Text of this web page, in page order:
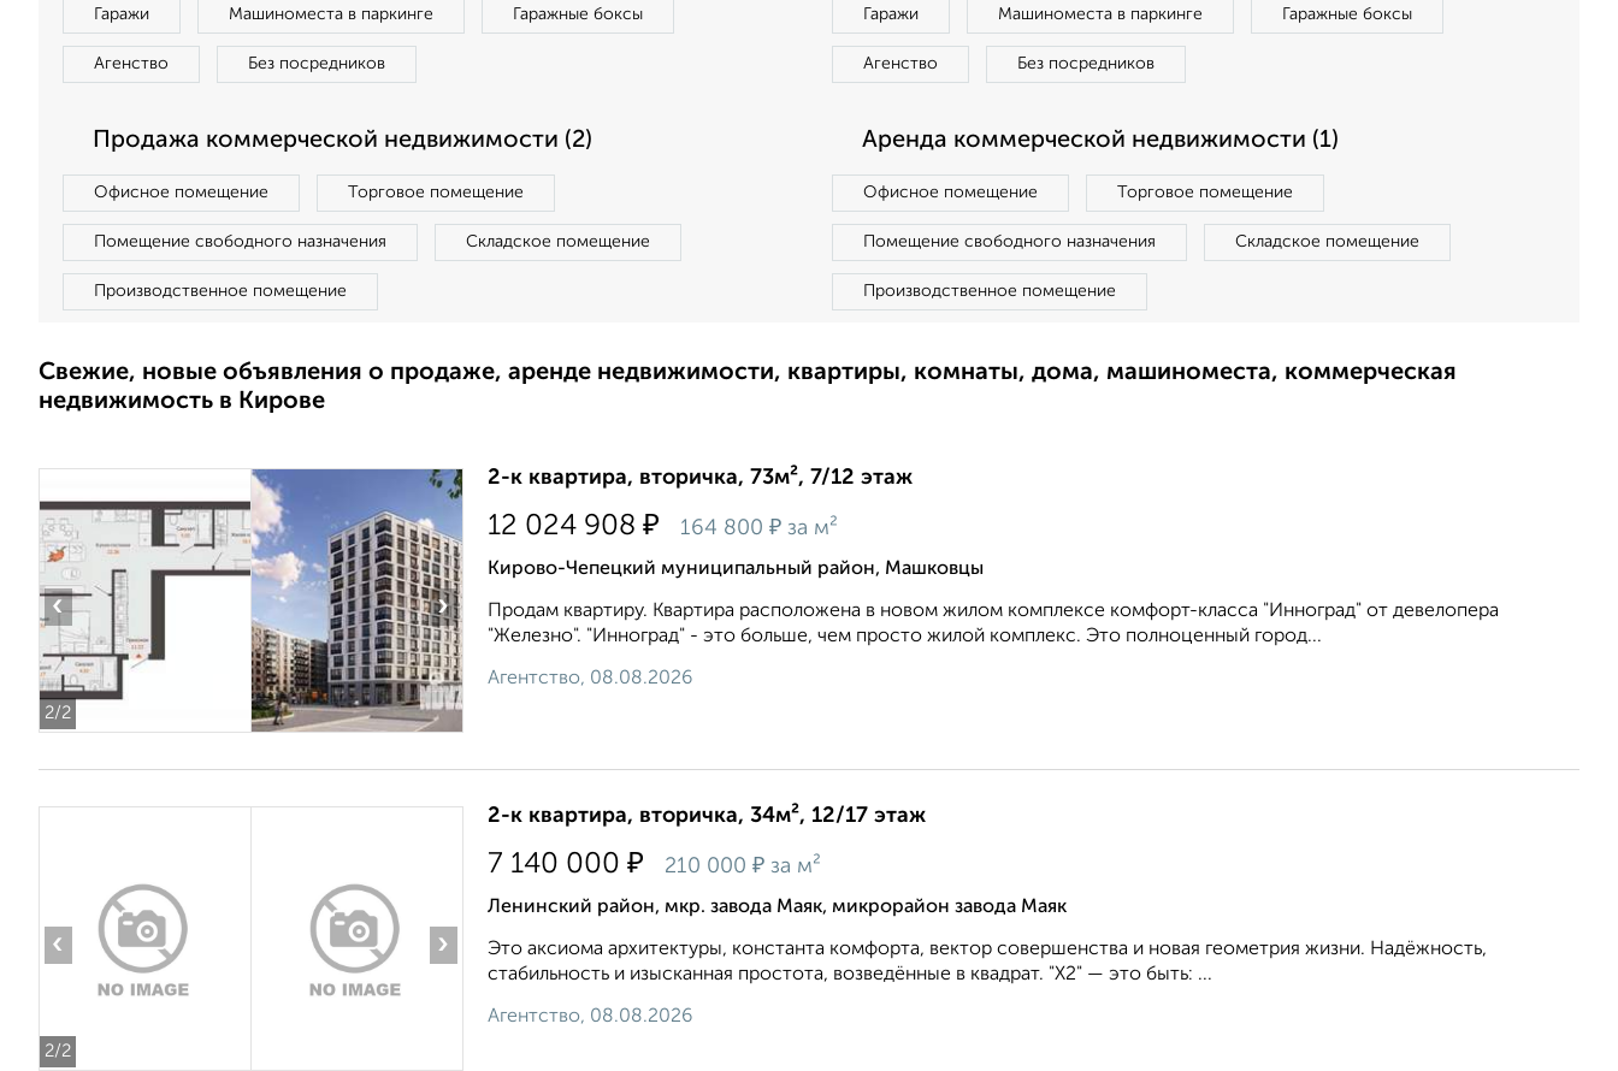
Гаражи Машиноместа в паркинге Гаражные боксы
Агенство Без посредников
Гаражи Машиноместа в паркинге Гаражные боксы
Агенство Без посредников
Продажа коммерческой недвижимости (2)
Офисное помещение Торговое помещение
Помещение свободного назначения Складское помещение
Производственное помещение
Аренда коммерческой недвижимости (1)
Офисное помещение Торговое помещение
Помещение свободного назначения Складское помещение
Производственное помещение
Свежие, новые объявления о продаже, аренде недвижимости, квартиры, комнаты, дома, машиноместа, коммерческая
недвижимость в Кирове
2/2
‹ ›
2-к квартира, вторичка, 73м², 7/12 этаж
12 024 908 ₽ 164 800 ₽ за м²
Кирово-Чепецкий муниципальный район, Машковцы
Продам квартиру. Квартира расположена в новом жилом комплексе комфорт-класса "Инноград" от девелопера
"Железно". "Инноград" - это больше, чем просто жилой комплекс. Это полноценный город...
Агентство, 08.08.2026
2/2
‹ ›
2-к квартира, вторичка, 34м², 12/17 этаж
7 140 000 ₽ 210 000 ₽ за м²
Ленинский район, мкр. завода Маяк, микрорайон завода Маяк
Это аксиома архитектуры, константа комфорта, вектор совершенства и новая геометрия жизни. Надёжность,
стабильность и изысканная простота, возведённые в квадрат. "Х2" — это быть: ...
Агентство, 08.08.2026